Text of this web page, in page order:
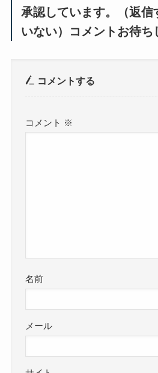
承認しています。（返信
いない）コメントお待ち
コメントする
コメント ※
名前
メール